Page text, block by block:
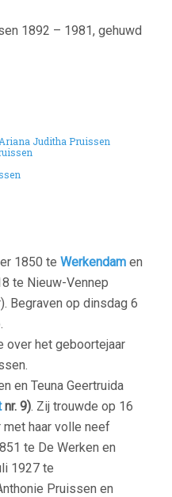
1892 – 1981, gehuwd
Juditha Pruissen
1850 te Werkendam en
te Nieuw-Vennep
Begraven op dinsdag 6
het geboortejaar
en Teuna Geertruida
nr. 9). Zij trouwde op 16
haar volle neef
te De Werken en
1927 te
Pruissen en